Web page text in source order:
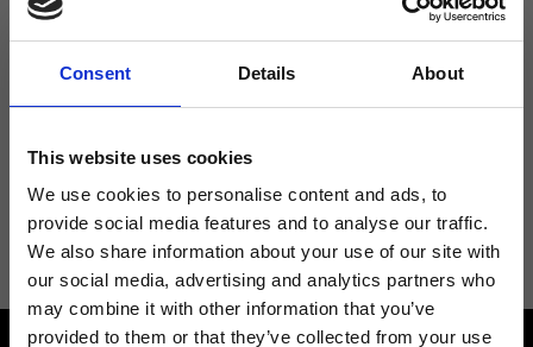
Consent Details About
This website uses cookies
We use cookies to personalise content and ads, to
provide social media features and to analyse our traffic.
We also share information about your use of our site with
our social media, advertising and analytics partners who
may combine it with other information that you’ve
provided to them or that they’ve collected from your use
Non perdere le novità di Ripani, iscriviti alla newsletter!
Acconsento a ricevere novità e promo da Ripani. Per maggiori
informazioni consulta laPrivacy Policy.